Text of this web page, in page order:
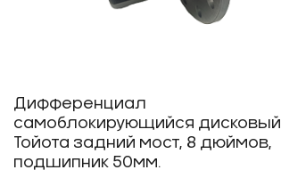
Дифференциал
самоблокирующийся дисковый
Тойота задний мост, 8 дюймов,
подшипник 50мм.